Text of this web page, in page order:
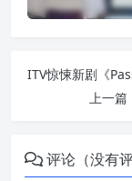
上一篇
评论（没有评